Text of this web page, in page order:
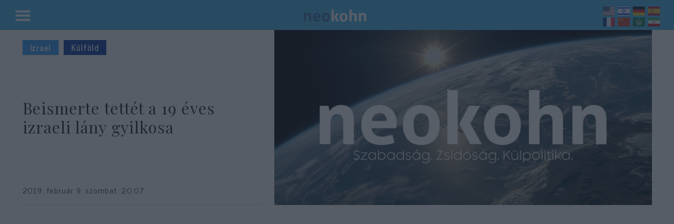
Kilépés
tartalomba
Izrael Külföld
Beismerte tettét a 19 éves
izraeli lány gyilkosa
2019. február 9. szombat, 20:07